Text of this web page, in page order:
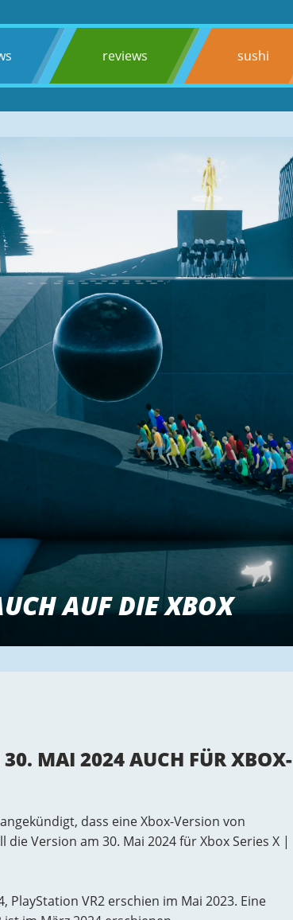
reviews sushi
AUF DIE XBOX
MAI 2024 AUCH FÜR XBOX-
dass eine Xbox-Version von
Version am 30. Mai 2024 für Xbox Series X |
PlayStation VR2 erschien im Mai 2023. Eine